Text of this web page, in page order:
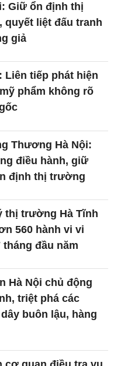
Giữ ổn định thị
quyết liệt đấu tranh
giả
Liên tiếp phát hiện
phẩm không rõ
Thương Hà Nội:
điều hành, giữ
định thị trường
thị trường Hà Tĩnh
560 hành vi vi
tháng đầu năm
Hà Nội chủ động
triệt phá các
buôn lậu, hàng